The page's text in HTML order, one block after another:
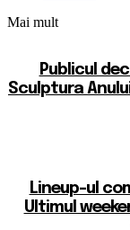
Mai mult
Publicul
Sculptura
Lineup-ul
Ultimul